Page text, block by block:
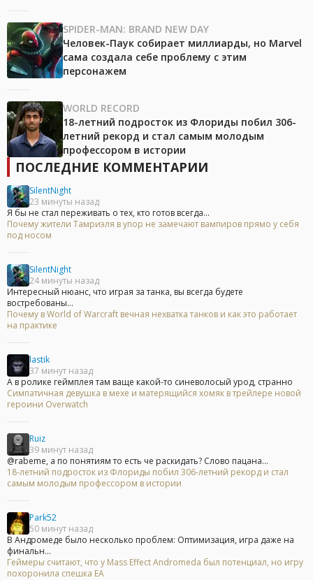
SPIDER-MAN: BRAND NEW DAY
Человек-Паук собирает миллиарды, но Marvel
сама создала себе проблему с этим
персонажем
WORLD RECORD
18-летний подросток из Флориды побил 306-
летний рекорд и стал самым молодым
профессором в истории
ПОСЛЕДНИЕ КОММЕНТАРИИ
SilentNight
23 минуты назад
Я бы не стал переживать о тех, кто готов всегда...
Почему жители Тамриэля в упор не замечают вампиров прямо у себя
под носом
SilentNight
24 минуты назад
Интересный нюанс, что играя за танка, вы всегда будете
востребованы...
Почему в World of Warcraft вечная нехватка танков и как это работает
на практике
lastik
37 минут назад
А в ролике геймплея там ваще какой-то синеволосый урод, странно
Симпатичная девушка в мехе и матерящийся хомяк в трейлере новой
героини Overwatch
Ruiz
39 минут назад
@rabeme, а по понятиям то есть че раскидать? Слово пацана...
18-летний подросток из Флориды побил 306-летний рекорд и стал
самым молодым профессором в истории
Park52
50 минут назад
В Андромеде было несколько проблем: Оптимизация, игра даже на
финальн...
Геймеры считают, что у Mass Effect Andromeda был потенциал, но игру
похоронила спешка EA